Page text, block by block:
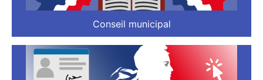
Conseil municipal